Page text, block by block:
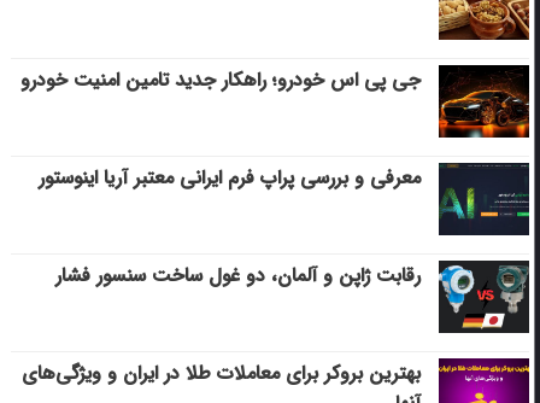
جی پی اس خودرو؛ راهکار جدید تامین امنیت خودرو
معرفی و بررسی پراپ فرم ایرانی معتبر آریا اینوستور
رقابت ژاپن و آلمان، دو غول ساخت سنسور فشار
بهترین بروکر برای معاملات طلا در ایران و ویژگی‌های